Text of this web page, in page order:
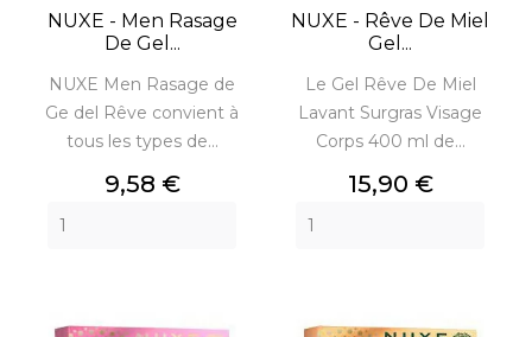
NUXE - Men Rasage
De Gel...
NUXE Men Rasage de
Ge del Rêve convient à
tous les types de...
Prix
9,58 €
NUXE - Rêve De Miel
Gel...
Le Gel Rêve De Miel
Lavant Surgras Visage
Corps 400 ml de...
Prix
15,90 €